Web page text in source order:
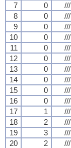
7
0 ///
8
0 ///
9
0 ///
10
0 ///
11
0 ///
12
0 ///
13
0 ///
14
0 ///
15
0 ///
16
0 ///
17
1 ///
18
2 ///
19
3 ///
20
2 ///